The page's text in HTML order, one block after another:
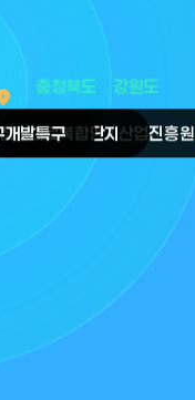
강원도
충청북도
단의료복합단지
개발특구
원주의료기기산업진흥원